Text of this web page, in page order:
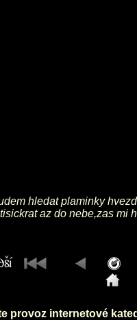
hledat plaminky
az do nebe,zas
provoz internetové